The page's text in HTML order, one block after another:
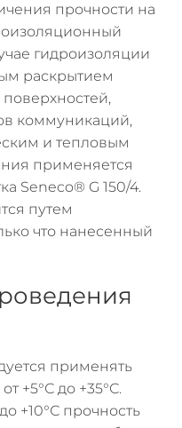
прочности на
гидроизоляции
раскрытием
коммуникаций,
и тепловым
применяется
Seneco® G 150/4.
путем
что нанесенный
применять
+5°С до +35°С.
+10°С прочность